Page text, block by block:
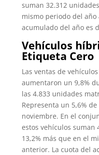
suman 32.312
mismo periodo del
acumulado del año es
Vehículos
Etiqueta Cero
Las ventas de
aumentaron un 9,8%
las 4.833 unidades
Representa un 5,6%
noviembre. En el
estos vehículos suman
13,2% más que en el
anterior. La cuota del